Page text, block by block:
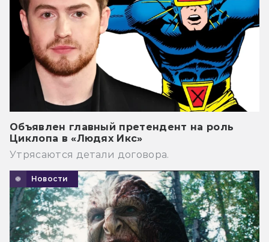
Объявлен главный претендент на роль
Циклопа в «Людях Икс»
Утрясаются детали договора.
Новости